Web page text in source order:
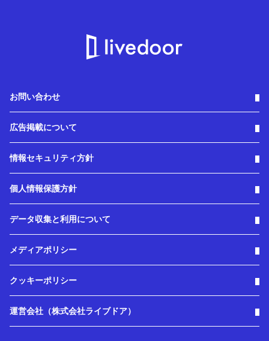
お問い合わせ
広告掲載について
情報セキュリティ方針
個人情報保護方針
データ収集と利用について
メディアポリシー
クッキーポリシー
運営会社（株式会社ライブドア）